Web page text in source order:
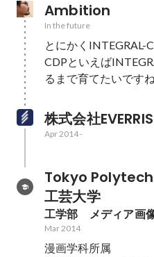
Ambition
In the future
とにかくINTEGRAL-
CDPといえば
るまで育てたいですね
株式会社
Apr 2014-
Tokyo
工芸大学
工学部　メディア画
Mar 2014
漫画学科所属